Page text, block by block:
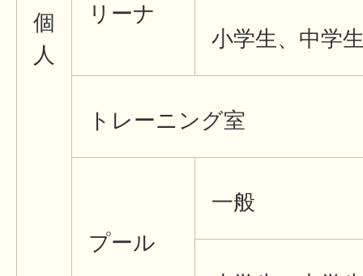
個
人
リーナ
小学生、中学
トレーニング室
プール
一般